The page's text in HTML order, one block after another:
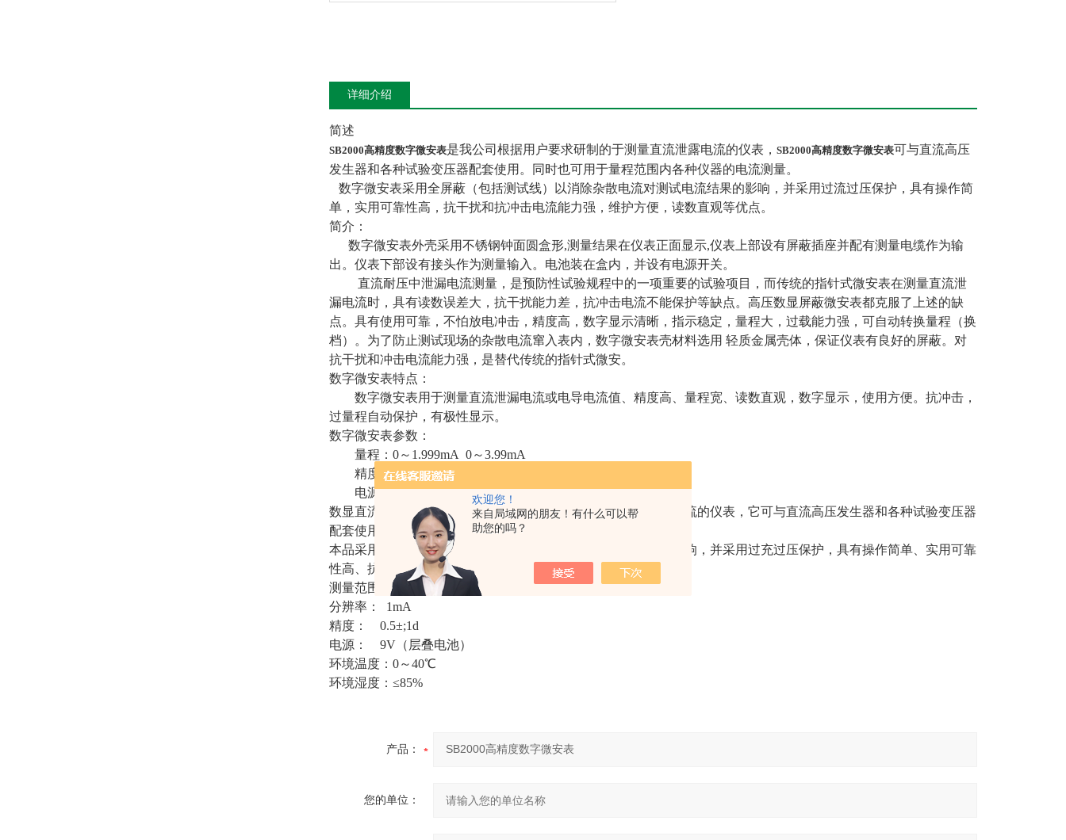
欢迎您！
来自局域网的朋友！有什么可以帮
助您的吗？
详细介绍
简述
SB2000高精度数字微安表是我公司根据用户要求研制的于测量直流泄露电流的仪表， SB2000高精度数字微安表可与直流高压
发生器和各种试验变压器配套使用。同时也可用于量程范围内各种仪器的电流测量。
数字微安表采用全屏蔽（包括测试线）以消除杂散电流对测试电流结果的影响，并采用过流过压保护，具有操作简
单，实用可靠性高，抗干扰和抗冲击电流能力强，维护方便，读数直观等优点。
简介：
数字微安表外壳采用不锈钢钟面圆盒形,测量结果在仪表正面显示,仪表上部设有屏蔽插座并配有测量电缆作为输
出。仪表下部设有接头作为测量输入。电池装在盒内，并设有电源开关。
直流耐压中泄漏电流测量，是预防性试验规程中的一项重要的试验项目，而传统的指针式微安表在测量直流泄
漏电流时，具有读数误差大，抗干扰能力差，抗冲击电流不能保护等缺点。高压数显屏蔽微安表都克服了上述的缺
点。具有使用可靠，不怕放电冲击，精度高，数字显示清晰，指示稳定，量程大，过载能力强，可自动转换量程（换
档）。为了防止测试现场的杂散电流窜入表内，数字微安表壳材料选用 轻质金属壳体，保证仪表有良好的屏蔽。对
抗干扰和冲击电流能力强，是替代传统的指针式微安。
数字微安表特点：
数字微安表用于测量直流泄漏电流或电导电流值、精度高、量程宽、读数直观，数字显示，使用方便。抗冲击，
过量程自动保护，有极性显示。
数字微安表参数：
量程：0～1.999mA 0～3.99mA
精度：1.0%,数字显示
电源：DC9V（叠加电池一节）
数显直流微安表是我厂根据用户要求研制的以于测量直流泄漏电流的仪表，它可与直流高压发生器和各种试验变压器
配套使用。
本品采用全屏蔽（包括测试线）以消除杂散电流对测试结果的影响，并采用过充过压保护，具有操作简单、实用可靠
性高、抗干扰和冲击电流能力强、维护方便、读数直观等优点
测量范围：0～1999mA
分辨率： 1mA
精度： 0.5±;1d
电源： 9V（层叠电池）
环境温度：0～40℃
环境湿度：≤85%
产品：
您的单位：